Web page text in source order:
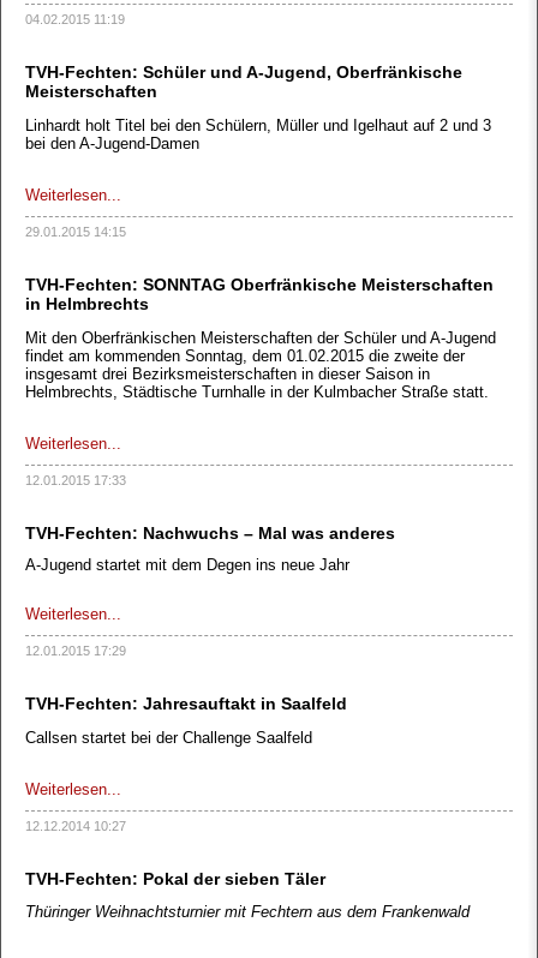
04.02.2015 11:19
TVH-Fechten: Schüler und A-Jugend, Oberfränkische
Meisterschaften
Linhardt holt Titel bei den Schülern, Müller und Igelhaut auf 2 und 3
bei den A-Jugend-Damen
Weiterlesen...
29.01.2015 14:15
TVH-Fechten: SONNTAG Oberfränkische Meisterschaften
in Helmbrechts
Mit den Oberfränkischen Meisterschaften der Schüler und A-Jugend
findet am kommenden Sonntag, dem 01.02.2015 die zweite der
insgesamt drei Bezirksmeisterschaften in dieser Saison in
Helmbrechts, Städtische Turnhalle in der Kulmbacher Straße statt.
Weiterlesen...
12.01.2015 17:33
TVH-Fechten: Nachwuchs – Mal was anderes
A-Jugend startet mit dem Degen ins neue Jahr
Weiterlesen...
12.01.2015 17:29
TVH-Fechten: Jahresauftakt in Saalfeld
Callsen startet bei der Challenge Saalfeld
Weiterlesen...
12.12.2014 10:27
TVH-Fechten: Pokal der sieben Täler
Thüringer Weihnachtsturnier mit Fechtern aus dem Frankenwald